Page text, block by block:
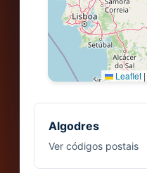
Leaflet |
Algodres
Ver códigos postais